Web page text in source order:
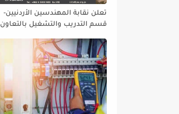
تعلن نقابة المهندسين الأردنيين-
قسم التدريب والتشغيل بالتعاون
عن فرص عمل في دولة الكويت